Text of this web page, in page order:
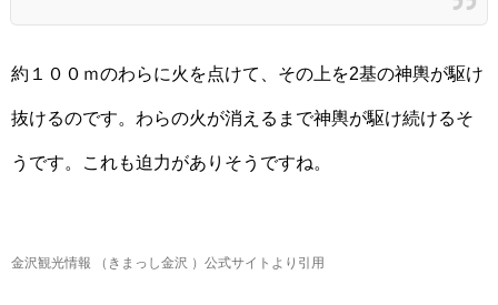
約１００ｍのわらに火を点けて、その上を2基の神輿が駆け
抜けるのです。わらの火が消えるまで神輿が駆け続けるそ
うです。これも迫力がありそうですね。
金沢観光情報 （きまっし金沢 ）公式サイトより引用